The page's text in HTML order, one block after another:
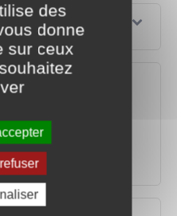
voyages : quelles sont
mineur français
?
des
donne
sur ceux